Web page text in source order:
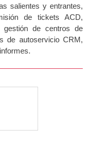
salientes y entrantes,
de tickets ACD,
gestión de centros de
de autoservicio CRM,